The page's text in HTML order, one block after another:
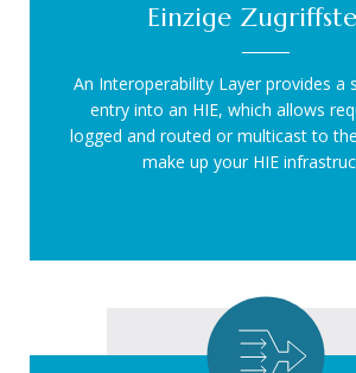
Einzige
An Interoperability Layer provides a
entry into an HIE, which allows
logged and routed or multicast to
make up your HIE